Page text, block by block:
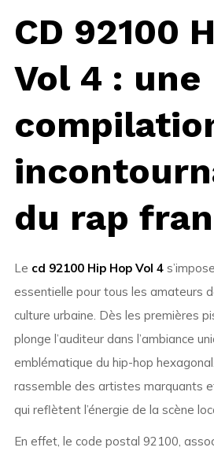
CD 92100
Vol 4 : une
du rap
Le cd 92100 Hip Hop Vol 4
essentielle pour tous les amateurs
culture urbaine. Dès les premières
plonge l’auditeur dans l’ambiance
emblématique du hip-hop
rassemble des artistes marquants
qui reflètent l’énergie de la scène
En effet, le code postal 92100,